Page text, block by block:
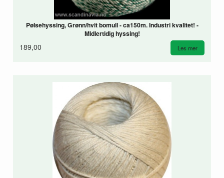
Pølsehyssing, Grønn/hvit bomull - ca150m. Industri kvalitet! -
Midlertidig hyssing!
189,00 Les mer